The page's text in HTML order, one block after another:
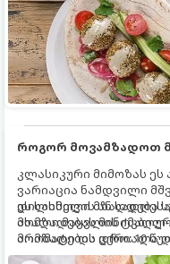
როგორ მოვამზადოთ
კლასიკური მიმოზას
ვარიაცია ნამდვილი
დილისთვის ან
ახალი მაყვლის ტკბილ-
არომატი და ცქრიალა
დახვეწილ და
ეს სასმელი მზადდება
მომზადებას
მომზადების დრო: 10